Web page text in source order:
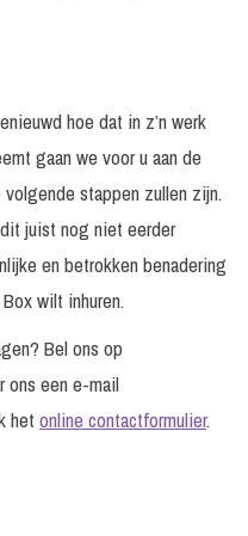
hoe dat in z’n werk
gaan we voor u aan de
stappen zullen zijn.
juist nog niet eerder
en betrokken benadering
wilt inhuren.
Bel ons op
ons een e-mail
het online contactformulier.